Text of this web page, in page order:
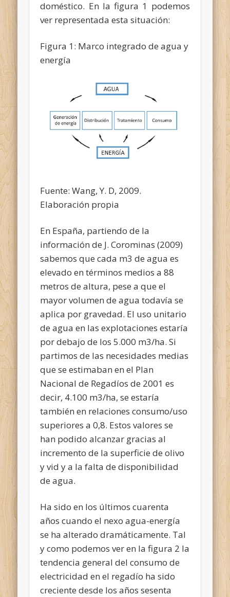
doméstico. En la figura 1 podemos
ver representada esta situación:
Figura 1: Marco integrado de agua y
energía
Fuente: Wang, Y. D, 2009.
Elaboración propia
En España, partiendo de la
información de J. Corominas (2009)
sabemos que cada m3 de agua es
elevado en términos medios a 88
metros de altura, pese a que el
mayor volumen de agua todavía se
aplica por gravedad. El uso unitario
de agua en las explotaciones estaría
por debajo de los 5.000 m3/ha. Si
partimos de las necesidades medias
que se estimaban en el Plan
Nacional de Regadíos de 2001 es
decir, 4.100 m3/ha, se estaría
también en relaciones consumo/uso
superiores a 0,8. Estos valores se
han podido alcanzar gracias al
incremento de la superficie de olivo
y vid y a la falta de disponibilidad
de agua.
Ha sido en los últimos cuarenta
años cuando el nexo agua-energía
se ha alterado dramáticamente. Tal
y como podemos ver en la figura 2 la
tendencia general del consumo de
electricidad en el regadío ha sido
creciente desde los años sesenta